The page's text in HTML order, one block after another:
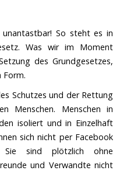
So steht es in
Was wir im Moment
des Grundgesetzes,
Form.
Schutzes und der Rettung
Menschen. Menschen in
isoliert und in Einzelhaft
sich nicht per Facebook
Sie sind plötzlich ohne
und Verwandte nicht